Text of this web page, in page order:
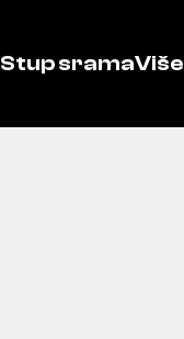
Stup sramaViše